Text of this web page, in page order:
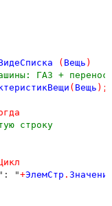
( Вещь )
ГАЗ +
( Вещь );
строку
": "+ЭлемСтр .